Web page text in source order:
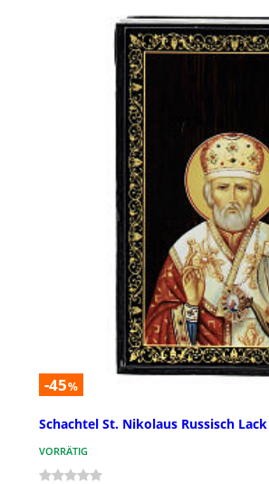
-45%
Schachtel St. Nikolaus Russisch
VORRÄTIG